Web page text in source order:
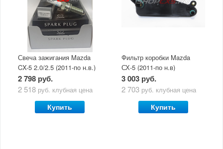
Свеча зажигания Mazda
CX-5 2.0/2.5 (2011-по н.в.)
2 798 руб.
2 518 руб. клубная цена
Купить
Фильтр коробки Mazda
СХ-5 (2011-по н.в)
3 003 руб.
2 703 руб. клубная цена
Купить